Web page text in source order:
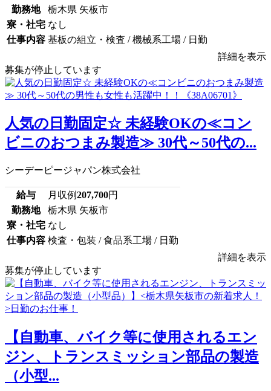
勤務地
栃木県 矢板市
寮・社宅 なし
仕事内容 基板の組立・検査 / 機械系工場 / 日勤
詳細を表示
募集が停止しています
人気の日勤固定☆ 未経験OKの≪コン
ビニのおつまみ製造≫ 30代～50代の...
シーデーピージャパン株式会社
給与 月収例207,700円
勤務地
栃木県 矢板市
寮・社宅 なし
仕事内容 検査・包装 / 食品系工場 / 日勤
詳細を表示
募集が停止しています
【自動車、バイク等に使用されるエン
ジン、トランスミッション部品の製造
（小型...